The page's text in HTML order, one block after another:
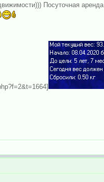
Посуточная аренда